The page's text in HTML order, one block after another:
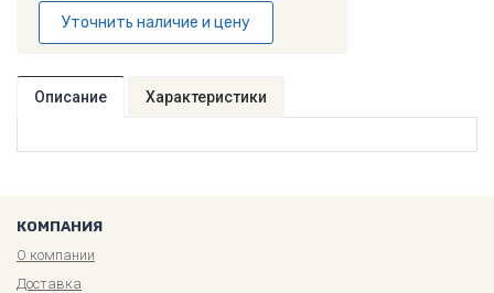
Уточнить наличие и цену
Описание Характеристики
КОМПАНИЯ
О компании
Доставка